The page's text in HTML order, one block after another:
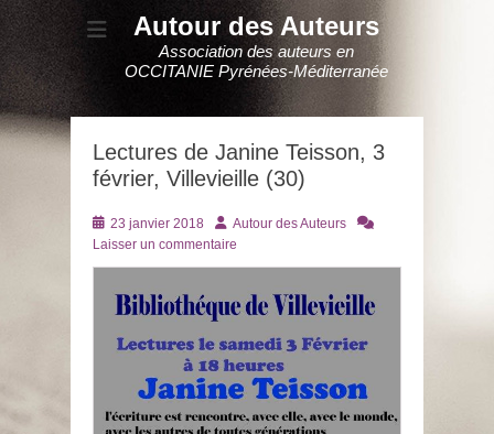
Autour des Auteurs
Association des auteurs en
OCCITANIE Pyrénées-Méditerranée
Lectures de Janine Teisson, 3
février, Villevieille (30)
Posté
le
23 janvier 2018 AuteurAutour des Auteurs
Laisser un commentaire